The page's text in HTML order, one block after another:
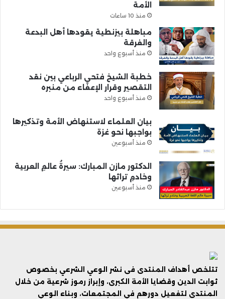
الأمة
منذ 10 ساعات
مباهلة بيزنطية يقودها أهل البدعة
والفرقة
منذ أسبوع واحد
خطبة الشيخ فتحي الرباعي بين نقد
التقصير وقرار الإعفاء من منبره
منذ أسبوع واحد
بيان العلماء لاستنهاض الأمة وتذكيرها
بواجبها نحو غزة
منذ أسبوعين
الدكتور مازن المبارك: سيرةُ عالمِ العربية
وخادمِ تراثها
منذ أسبوعين
تتلخص أهداف المنتدى فى نشر الوعي الشرعي بخصوص
ثوابت الدين وقضايا الأمة الكبرى، وإبراز رموز شرعية من خلال
المنتدى لتفعيل دورهم في المجتمعات، وبناء الوعي